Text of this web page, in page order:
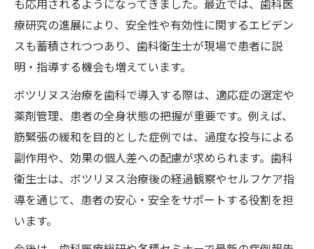
も応用されるようになってきました。最近では、歯科医
療研究の進展により、安全性や有効性に関するエビデン
スも蓄積されつつあり、歯科衛生士が現場で患者に説
明・指導する機会も増えています。
ボツリヌス治療を歯科で導入する際は、適応症の選定や
薬剤管理、患者の全身状態の把握が重要です。例えば、
筋緊張の緩和を目的とした症例では、過度な投与による
副作用や、効果の個人差への配慮が求められます。歯科
衛生士は、ボツリヌス治療後の経過観察やセルフケア指
導を通じて、患者の安心・安全をサポートする役割を担
います。